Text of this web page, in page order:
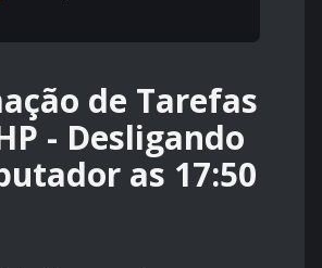
de Tarefas
- Desligando
as 17:50